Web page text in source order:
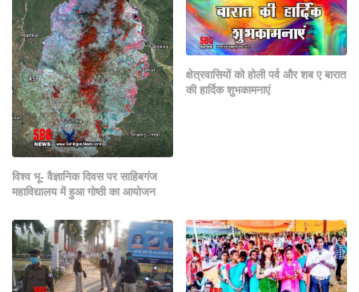
विश्व भू- वैज्ञानिक दिवस पर साहिबगंज
महाविद्यालय में हुआ गोष्ठी का आयोजन
क्षेत्रवासियों को होली पर्व और शब ए बारात
की हार्दिक शुभकामनाएं